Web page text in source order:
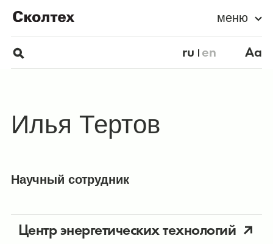
меню
ru en Aa
Илья Тертов
Научный сотрудник
Центр энергетических технологий